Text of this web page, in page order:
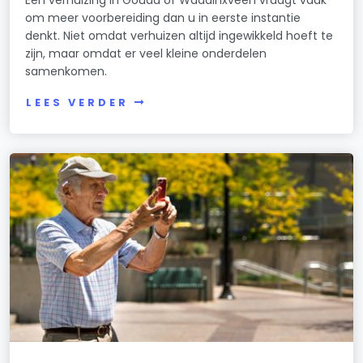
om meer voorbereiding dan u in eerste instantie
denkt. Niet omdat verhuizen altijd ingewikkeld hoeft te
zijn, maar omdat er veel kleine onderdelen
samenkomen.
LEES VERDER